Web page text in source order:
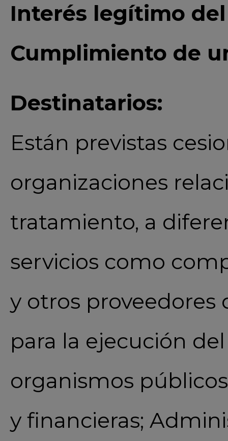
Interés legítimo
Cumplimiento de
Destinatarios:
Están previstas
organizaciones
tratamiento, a
servicios como
y otros proveedores
para la ejecución
organismos
y financieras;